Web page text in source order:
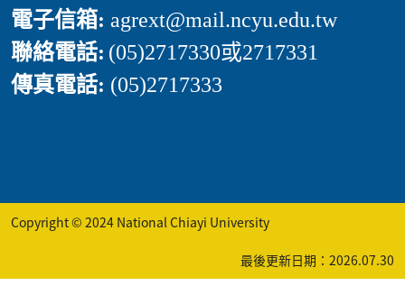
電子信箱: agrext@mail.ncyu.edu.tw
聯絡電話: (05)2717330或2717331
傳真電話: (05)2717333
Copyright © 2024 National Chiayi University
最後更新日期：2026.07.30